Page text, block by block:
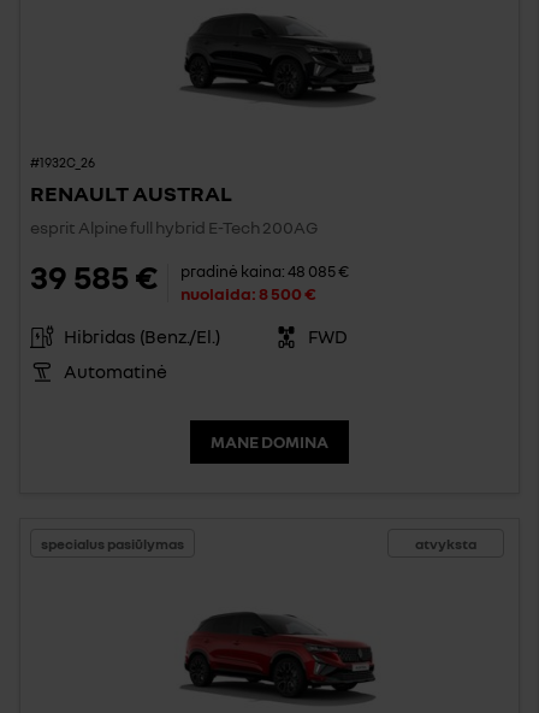
#1932C_26
RENAULT AUSTRAL
esprit Alpine full hybrid E-Tech 200AG
39 585 € pradinė kaina:48 085 €
nuolaida:8 500 €
Hibridas (Benz./El.)
FWD
Automatinė
MANE DOMINA
atvyksta
specialus pasiūlymas